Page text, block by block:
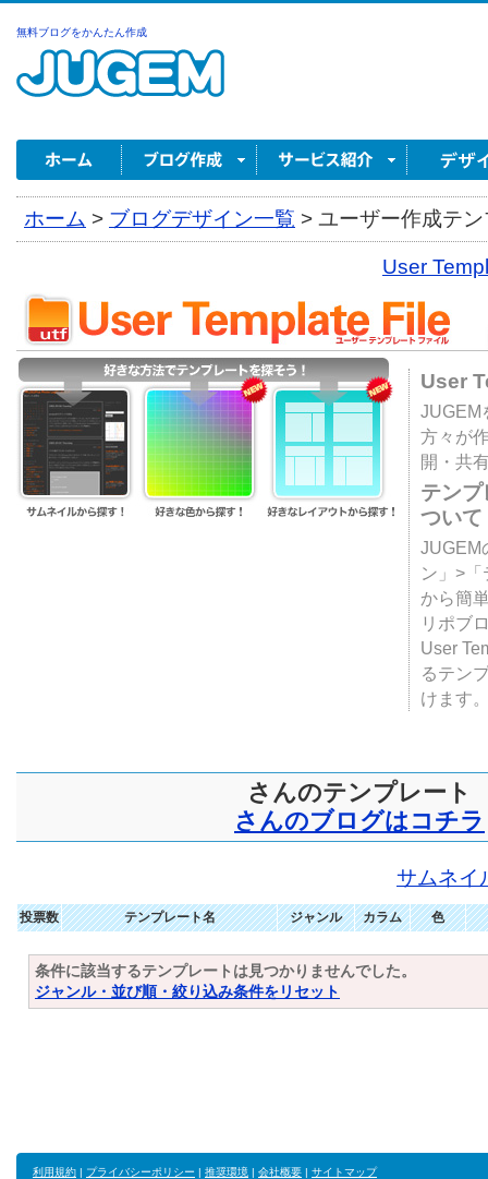
無料ブログをかんたん作成
ホーム > ブログデザイン一覧 > ユーザー作成テ
User
User
JUGEM
方々が
開・共
テン
ついて
JUGEM
ン」>
から簡
リポブ
User
るテン
けます
さんのテンプレート
さんのブログはコチラ
サムネイ
投票数 テンプレート名 ジャンル カラム 色
条件に該当するテンプレートは見つかりませんでした。
ジャンル・並び順・絞り込み条件をリセット
利用規約 | プライバシーポリシー | 推奨環境 | 会社概要 | サイトマップ